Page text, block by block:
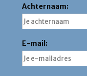
Achternaam:
E-mail: